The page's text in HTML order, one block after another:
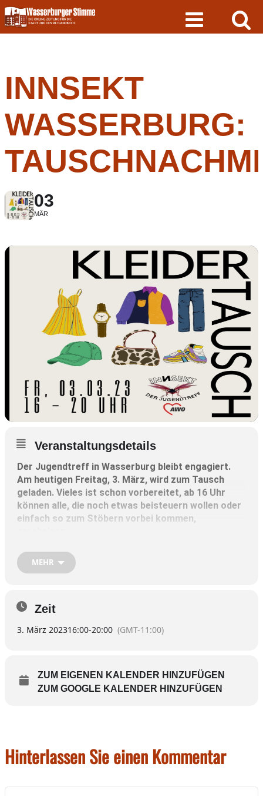
Skip
to
content
INNSEKT
WASSERBURG:
03
MÄR
Veranstaltungsdetails
Der Jugendtreff in Wasserburg bleibt engagiert.
Am heutigen Freitag, 3. März, wird zum Tausch
geladen. Vieles ist schon vorbereitet, ab 16 Uhr
können alle, die noch etwas beisteuern wollen oder
einfach so zum Stöbern vorbei kommen,
Es wurden bereits viele Kartons mit Kleidung
abgegeben. Pro Person können bis zu fünf Stücke
möchte). Auch Herren / Jungs – Kleidung ist diesmal
reichlich vorhanden.
MEHR
Zeit
3. März 202316:00-20:00 (GMT-11:00)
ZUM EIGENEN KALENDER HINZUFÜGEN
ZUM GOOGLE KALENDER HINZUFÜGEN
Hinterlassen Sie einen Kommentar